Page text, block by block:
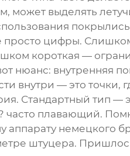
может выделять
цифры. Слишком
короткая —
нюанс: внутренняя
внутри — это точки,
Стандартный тип —
часто плавающий.
немецкого
штуцера.